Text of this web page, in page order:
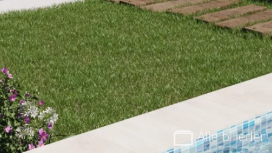
Alle billeder